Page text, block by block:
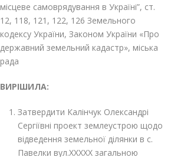
місцеве самоврядування в Україні”, ст.
12, 118, 121, 122, 126 Земельного
кодексу України, Законом України «Про
державний земельний кадастр», міська
рада
ВИРІШИЛА:
Затвердити Калінчук Олександрі
Сергіївні проект землеустрою щодо
відведення земельної ділянки в с.
Павелки вул.XXXXX загальною